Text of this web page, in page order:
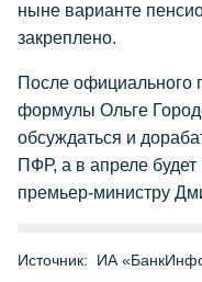
ныне варианте
закреплено.
После официального
формулы Ольге
обсуждаться и
ПФР, а в апреле
премьер-министру
Источник: ИА